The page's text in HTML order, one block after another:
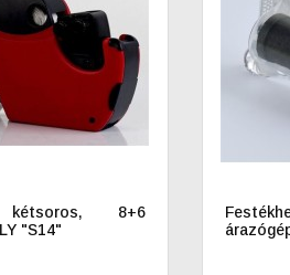
kétsoros, 8+6
"S14"